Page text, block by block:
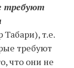
требуют
т.е.
требуют
что они не